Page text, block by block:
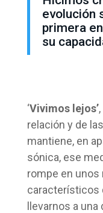
evolución
primera
su
‘Vivimos lejos’
relación y de
mantiene, en
sónica, ese
rompe en
característicos
llevarnos a una